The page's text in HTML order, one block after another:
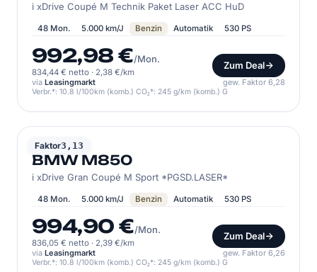
i xDrive Coupé M Technik Paket Laser ACC HuD
48 Mon. 5.000 km/J Benzin Automatik 530 PS
992,98 €/Mon.
834,44 € netto · 2,38 €/km
Zum Deal
via Leasingmarkt gew. Faktor 6,28
Verbr.*: 10.8 l/100km (komb.) CO₂*: 245 g/km (komb.) G
Faktor3,13
BMW
BMW M850
i xDrive Gran Coupé M Sport *PGSD.LASER*
48 Mon. 5.000 km/J Benzin Automatik 530 PS
994,90 €/Mon.
836,05 € netto · 2,39 €/km
Zum Deal
via Leasingmarkt gew. Faktor 6,26
Verbr.*: 10.8 l/100km (komb.) CO₂*: 245 g/km (komb.) G